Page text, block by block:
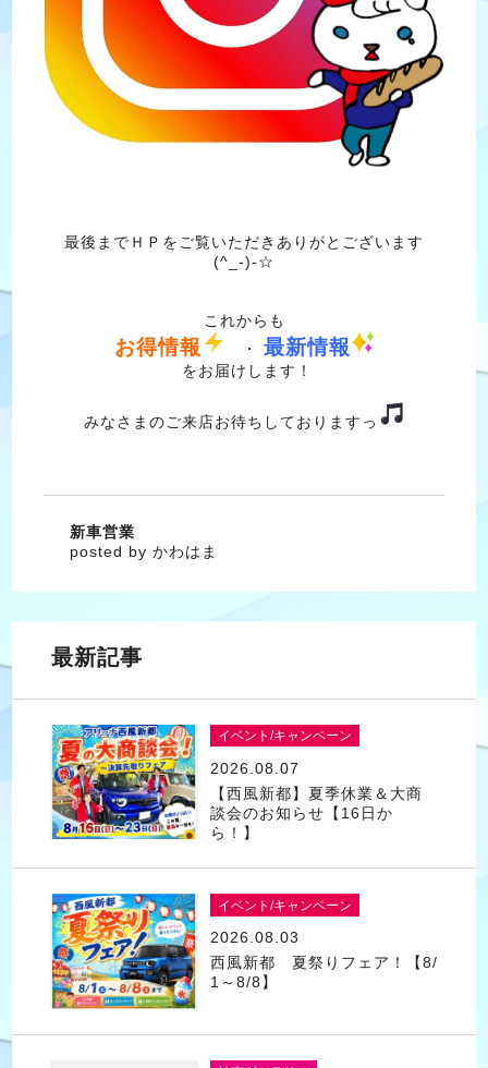
最後までＨＰをご覧いただきありがとございます
(^_-)-☆
これからも
お得情報 ・ 最新情報
をお届けします！
みなさまのご来店お待ちしておりますっ
新車営業
posted by かわはま
最新記事
イベント/キャンペーン
2026.08.07
【西風新都】夏季休業＆大商
談会のお知らせ【16日か
ら！】
イベント/キャンペーン
2026.08.03
西風新都 夏祭りフェア！【8/
1～8/8】